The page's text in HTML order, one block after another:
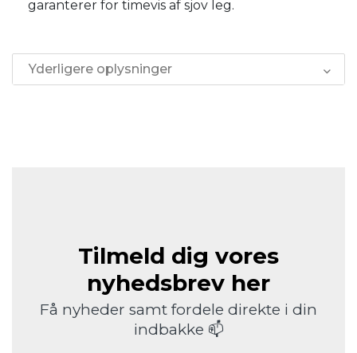
garanterer for timevis af sjov leg.
Yderligere oplysninger
Tilmeld dig vores
nyhedsbrev her
Få nyheder samt fordele direkte i din
indbakke 📫